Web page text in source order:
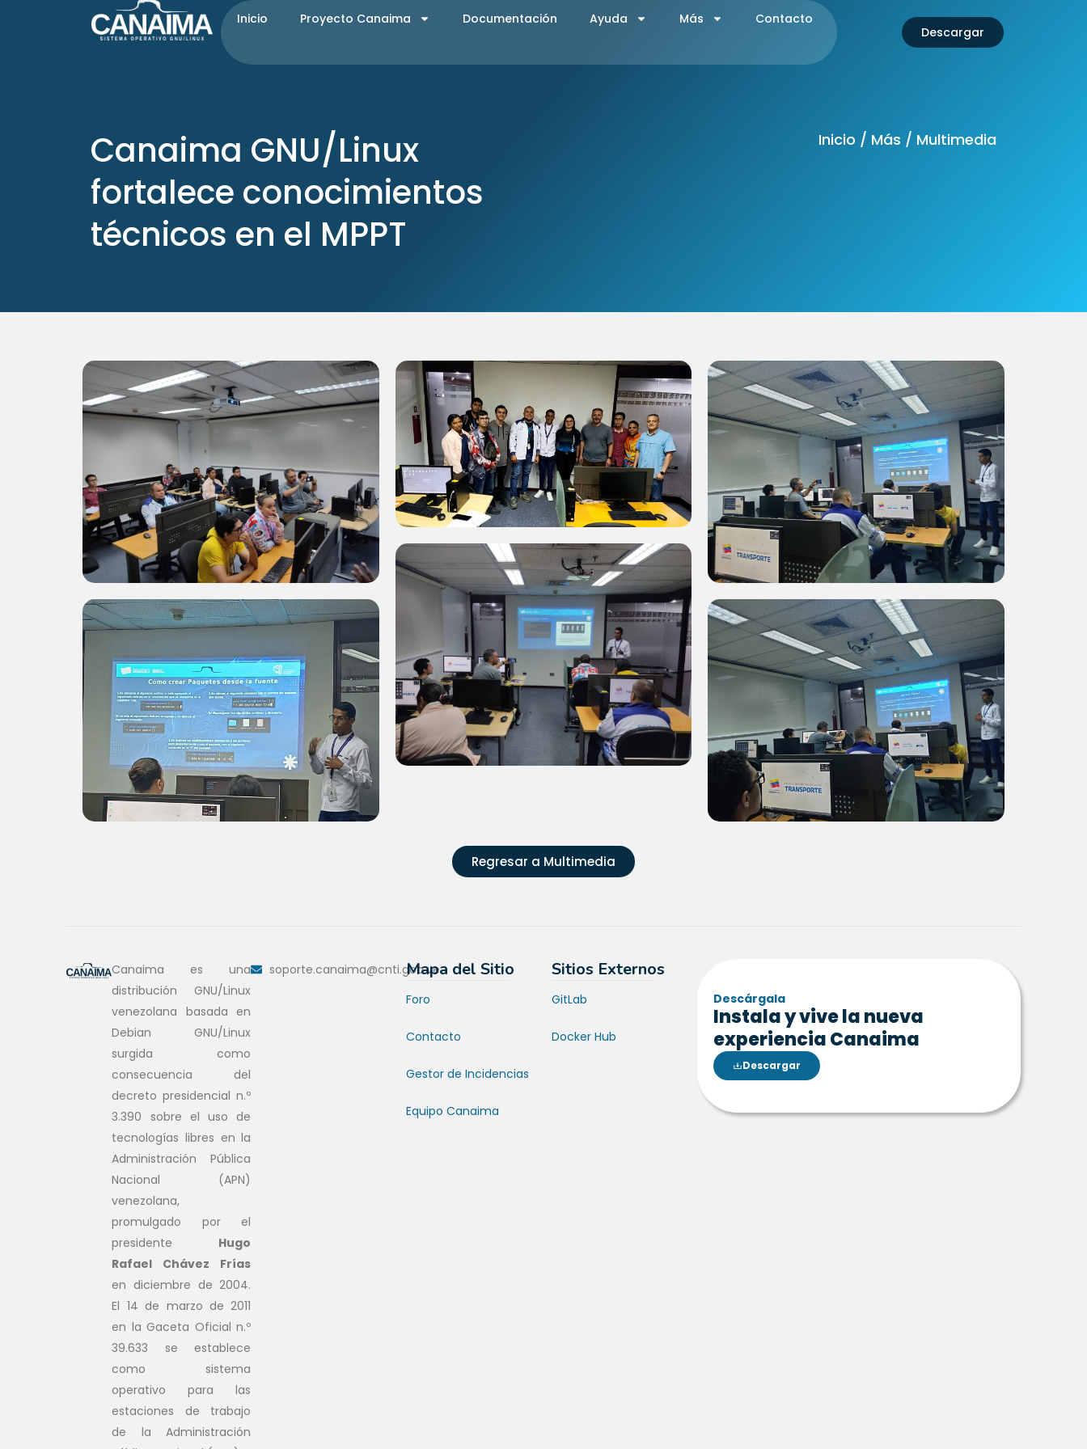
Inicio Proyecto Canaima Documentación Ayuda Más
Contacto
Descargar
Canaima GNU/Linux
fortalece conocimientos
técnicos en el MPPT
Inicio / Más / Multimedia
Regresar a Multimedia
Canaima es una
distribución GNU/Linux
venezolana basada en
Debian GNU/Linux
surgida como
consecuencia del
decreto presidencial n.º
3.390 sobre el uso de
tecnologías libres en la
Administración Pública
Nacional (APN)
venezolana,
promulgado por el
presidente Hugo
Rafael Chávez Frías
en diciembre de 2004.
El 14 de marzo de 2011
en la Gaceta Oficial n.º
39.633 se establece
como sistema
operativo para las
estaciones de trabajo
de la Administración
soporte.canaima@cnti.gob.veMapa del Sitio
Foro
Contacto
Gestor de Incidencias
Equipo Canaima
Sitios Externos
GitLab
Docker Hub
Descárgala
Instala y vive la nueva
experiencia Canaima
Descargar